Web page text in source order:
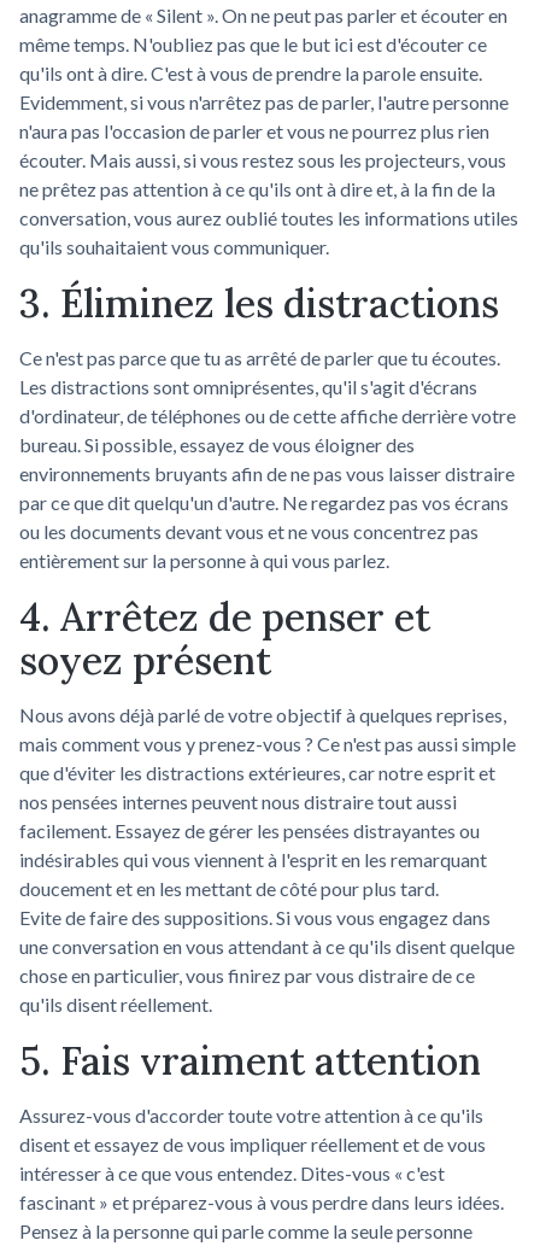
anagramme de « Silent ». On ne peut pas parler et écouter en
même temps. N'oubliez pas que le but ici est d'écouter ce
qu'ils ont à dire. C'est à vous de prendre la parole ensuite.
Evidemment, si vous n'arrêtez pas de parler, l'autre personne
n'aura pas l'occasion de parler et vous ne pourrez plus rien
écouter. Mais aussi, si vous restez sous les projecteurs, vous
ne prêtez pas attention à ce qu'ils ont à dire et, à la fin de la
conversation, vous aurez oublié toutes les informations utiles
qu'ils souhaitaient vous communiquer.
3. Éliminez les distractions
Ce n'est pas parce que tu as arrêté de parler que tu écoutes.
Les distractions sont omniprésentes, qu'il s'agit d'écrans
d'ordinateur, de téléphones ou de cette affiche derrière votre
bureau. Si possible, essayez de vous éloigner des
environnements bruyants afin de ne pas vous laisser distraire
par ce que dit quelqu'un d'autre. Ne regardez pas vos écrans
ou les documents devant vous et ne vous concentrez pas
entièrement sur la personne à qui vous parlez.
4. Arrêtez de penser et
soyez présent
Nous avons déjà parlé de votre objectif à quelques reprises,
mais comment vous y prenez-vous ? Ce n'est pas aussi simple
que d'éviter les distractions extérieures, car notre esprit et
nos pensées internes peuvent nous distraire tout aussi
facilement. Essayez de gérer les pensées distrayantes ou
indésirables qui vous viennent à l'esprit en les remarquant
doucement et en les mettant de côté pour plus tard.
Evite de faire des suppositions. Si vous vous engagez dans
une conversation en vous attendant à ce qu'ils disent quelque
chose en particulier, vous finirez par vous distraire de ce
qu'ils disent réellement.
5. Fais vraiment attention
Assurez-vous d'accorder toute votre attention à ce qu'ils
disent et essayez de vous impliquer réellement et de vous
intéresser à ce que vous entendez. Dites-vous « c'est
fascinant » et préparez-vous à vous perdre dans leurs idées.
Pensez à la personne qui parle comme la seule personne